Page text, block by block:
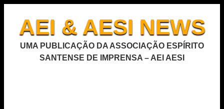
AEI & AESI NEWS
UMA PUBLICAÇÃO DA ASSOCIAÇÃO ESPÍRITO
SANTENSE DE IMPRENSA – AEI AESI